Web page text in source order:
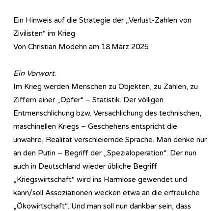
Ein Hinweis auf die Strategie der „Verlust-Zahlen von
Zivilisten“ im Krieg
Von Christian Modehn am 18.März 2025
Ein Vorwort:
Im Krieg werden Menschen zu Objekten, zu Zahlen, zu
Ziffern einer „Opfer“ – Statistik. Der völligen
Entmenschlichung bzw. Versachlichung des technischen,
maschinellen Kriegs – Geschehens entspricht die
unwahre, Realität verschleiernde Sprache. Man denke nur
an den Putin – Begriff der „Spezialoperation“. Der nun
auch in Deutschland wieder übliche Begriff
„Kriegswirtschaft“ wird ins Harmlose gewendet und
kann/soll Assoziationen wecken etwa an die erfreuliche
„Ökowirtschaft“. Und man soll nun dankbar sein, dass